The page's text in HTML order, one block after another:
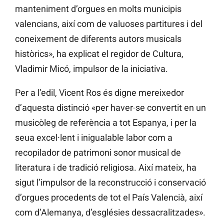
manteniment d’orgues en molts municipis
valencians, així com de valuoses partitures i del
coneixement de diferents autors musicals
històrics», ha explicat el regidor de Cultura,
Vladimir Micó, impulsor de la iniciativa.
Per a l’edil, Vicent Ros és digne mereixedor
d’aquesta distinció «per haver-se convertit en un
musicòleg de referència a tot Espanya, i per la
seua excel·lent i inigualable labor com a
recopilador de patrimoni sonor musical de
literatura i de tradició religiosa. Així mateix, ha
sigut l’impulsor de la reconstrucció i conservació
d’orgues procedents de tot el País Valencià, així
com d’Alemanya, d’esglésies dessacralitzades».